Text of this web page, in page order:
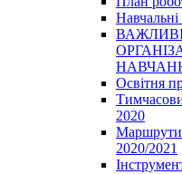
Навчальні
Освітня
2020
Маршрути
2020/2021